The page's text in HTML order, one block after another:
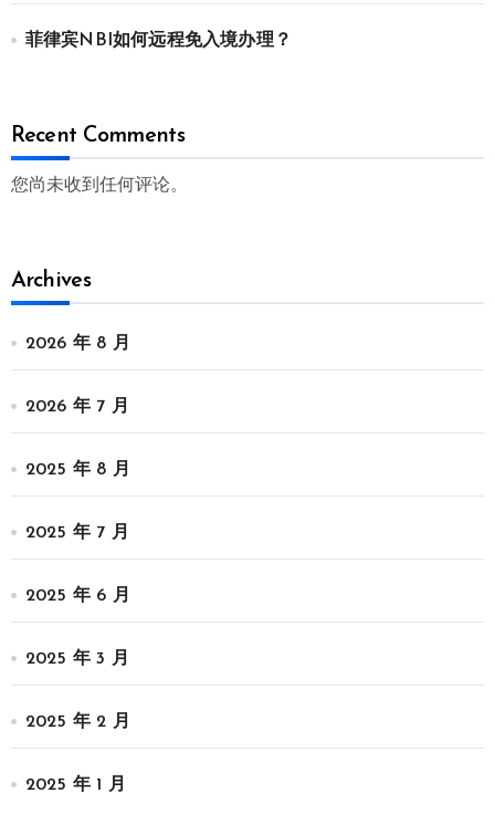
菲律宾NBI如何远程免入境办理？
Recent Comments
您尚未收到任何评论。
Archives
2026 年 8 月
2026 年 7 月
2025 年 8 月
2025 年 7 月
2025 年 6 月
2025 年 3 月
2025 年 2 月
2025 年 1 月